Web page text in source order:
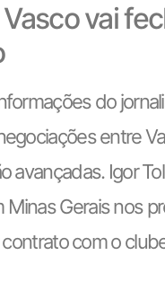
vai
do
entre
avançadas. Igor
Gerais nos
com o